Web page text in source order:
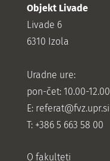
Objekt Livade
Livade 6
6310 Izola
Uradne ure:
pon-čet: 10.00-12.00
E: referat@fvz.upr.si
T: +386 5 663 58 00
O fakulteti